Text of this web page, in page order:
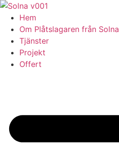
Skip
content
Hem
Om Plåtslagaren från Solna
Tjänster
Projekt
Offert